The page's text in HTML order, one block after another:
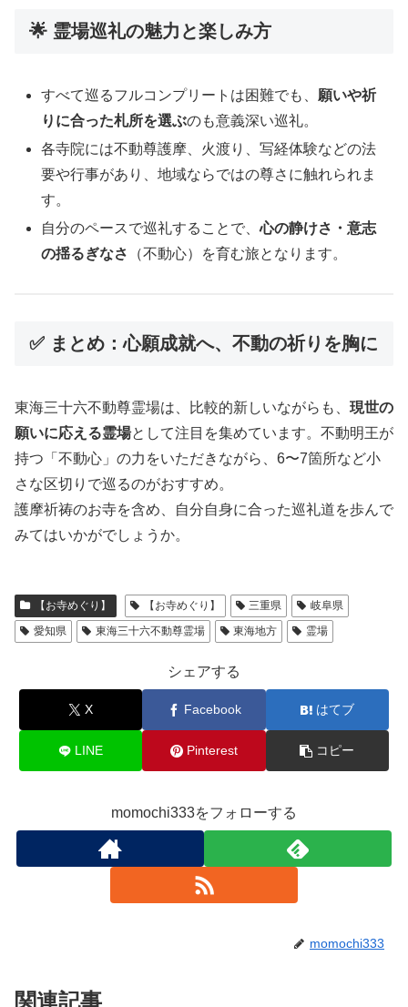
🌟 霊場巡礼の魅力と楽しみ方
すべて巡るフルコンプリートは困難でも、 願いや祈
りに合った札所を選ぶのも意義深い巡礼。
各寺院には不動尊護摩、火渡り、写経体験などの法
要や行事があり、地域ならではの尊さに触れられま
す。
自分のペースで巡礼することで、心の静けさ・意志
の揺るぎなさ
（不動心）を育む旅となります。
✅ まとめ：心願成就へ、不動の祈りを胸に
東海三十六不動尊霊場は、比較的新しいながらも、 現世の
願いに応える霊場として注目を集めています。不動明王が
持つ「不動心」の力をいただきながら、6〜7箇所など小
さな区切りで巡るのがおすすめ。
護摩祈祷のお寺を含め、自分自身に合った巡礼道を歩んで
みてはいかがでしょうか。
【お寺めぐり】 【お寺めぐり】 三重県
岐阜県
愛知県
東海三十六不動尊霊場 東海地方 霊場
シェアする
X Facebook はてブ
LINE Pinterest コピー
momochi333をフォローする
momochi333
関連記事